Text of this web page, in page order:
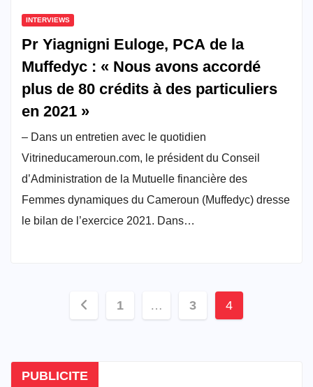
INTERVIEWS
Pr Yiagnigni Euloge, PCA de la
Muffedyc : « Nous avons accordé
plus de 80 crédits à des particuliers
en 2021 »
– Dans un entretien avec le quotidien
Vitrineducameroun.com, le président du Conseil
d’Administration de la Mutuelle financière des
Femmes dynamiques du Cameroun (Muffedyc) dresse
le bilan de l’exercice 2021. Dans…
Pagination
publications
1 … 3 4
PUBLICITE